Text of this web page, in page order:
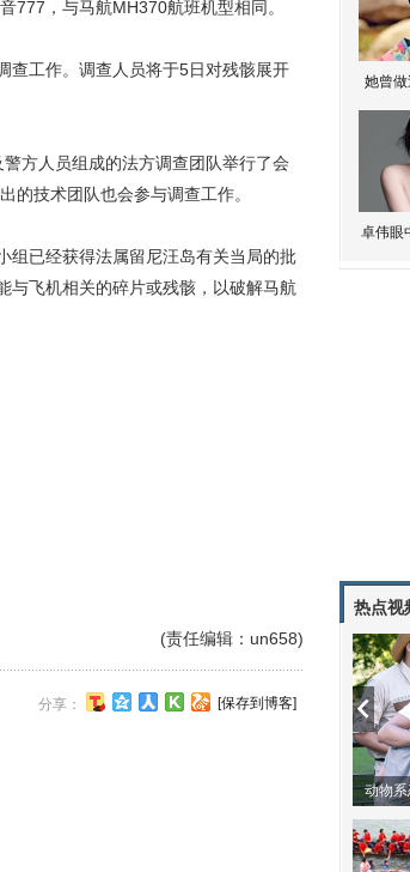
777，与马航MH370航班机型相同。
工作。调查人员将于5日对残骸展开
方人员组成的法方调查团队举行了会
的技术团队也会参与调查工作。
已经获得法属留尼汪岛有关当局的批
与飞机相关的碎片或残骸，以破解马航
(责任编辑：un658)
分享： [保存到博客]
她曾
卓伟眼
热点视
动物